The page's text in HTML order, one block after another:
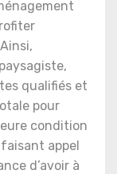
qualifiés et
pour
condition
appel
d’avoir à